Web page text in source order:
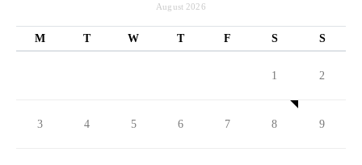
August 2026
M T W T F S S
1 2
3 4 5 6 7 8 9